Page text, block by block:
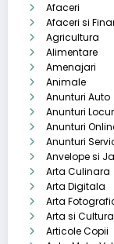
Afaceri
Afaceri si
Agricultura
Alimentare
Amenajari
Animale
Anunturi Auto
Anunturi
Anunturi
Anunturi
Anvelope si
Arta Culinara
Arta Digitala
Arta
Arta si Cultura
Articole Copii